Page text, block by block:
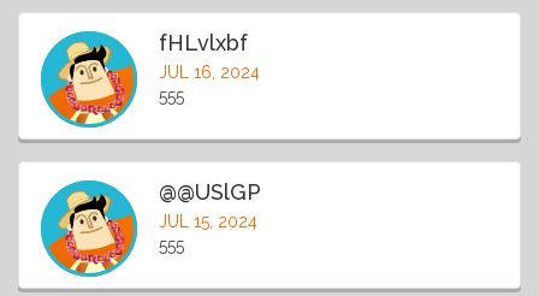
fHLvlxbf
JUL 16, 2024
555
@@USlGP
JUL 15, 2024
555